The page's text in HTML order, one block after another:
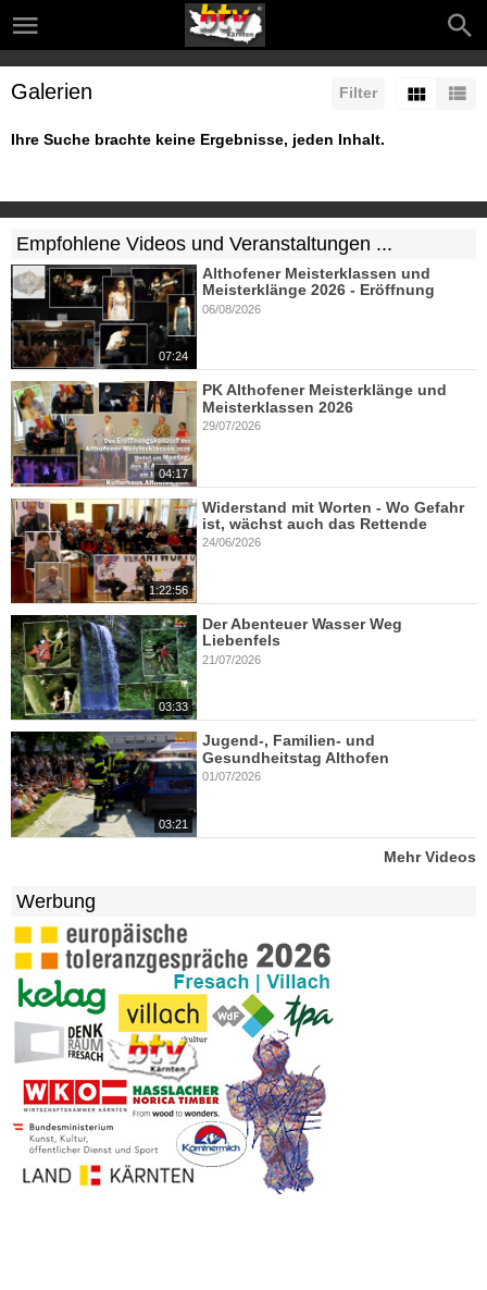
Filter
Galerien
Ihre Suche brachte keine Ergebnisse, jeden Inhalt.
Empfohlene Videos und Veranstaltungen ...
07:24
Althofener Meisterklassen und
Meisterklänge 2026 - Eröffnung
06/08/2026
04:17
PK Althofener Meisterklänge und
Meisterklassen 2026
29/07/2026
1:22:56
Widerstand mit Worten - Wo Gefahr
ist, wächst auch das Rettende
24/06/2026
03:33
Der Abenteuer Wasser Weg
Liebenfels
21/07/2026
03:21
Jugend-, Familien- und
Gesundheitstag Althofen
01/07/2026
Mehr Videos
Werbung